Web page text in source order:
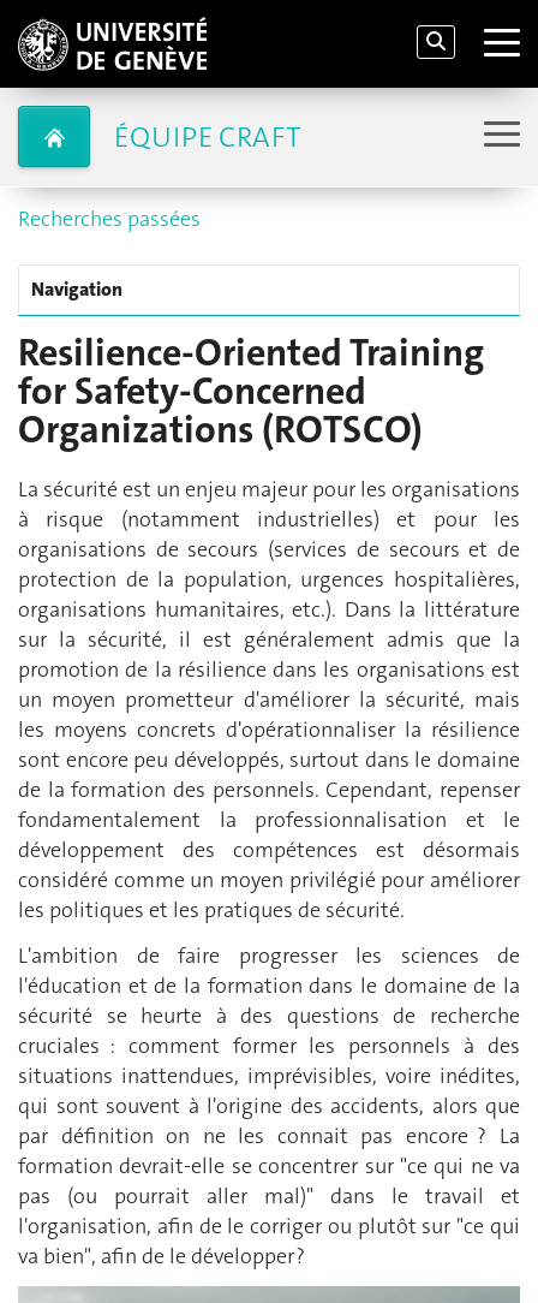
ÉQUIPE CRAFT
Recherches passées
Navigation
Resilience-Oriented Training
for Safety-Concerned
Organizations (ROTSCO)
La sécurité est un enjeu majeur pour les organisations
à risque (notamment industrielles) et pour les
organisations de secours (services de secours et de
protection de la population, urgences hospitalières,
organisations humanitaires, etc.). Dans la littérature
sur la sécurité, il est généralement admis que la
promotion de la résilience dans les organisations est
un moyen prometteur d'améliorer la sécurité, mais
les moyens concrets d'opérationnaliser la résilience
sont encore peu développés, surtout dans le domaine
de la formation des personnels. Cependant, repenser
fondamentalement la professionnalisation et le
développement des compétences est désormais
considéré comme un moyen privilégié pour améliorer
les politiques et les pratiques de sécurité.
L'ambition de faire progresser les sciences de
l'éducation et de la formation dans le domaine de la
sécurité se heurte à des questions de recherche
cruciales : comment former les personnels à des
situations inattendues, imprévisibles, voire inédites,
qui sont souvent à l'origine des accidents, alors que
par définition on ne les connait pas encore ? La
formation devrait-elle se concentrer sur "ce qui ne va
pas (ou pourrait aller mal)" dans le travail et
l'organisation, afin de le corriger ou plutôt sur "ce qui
va bien", afin de le développer ?